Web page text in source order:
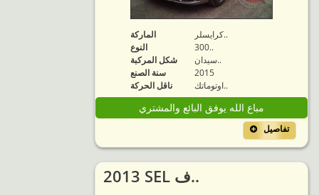
الماركة
كرايسلر..
النوع
300..
شكل المركبة
سيدان..
سنة الصنع
2015
ناقل الحركة
اوتوماتك..
مباع الله يوفق البائع والمشتري
تفاصيل
2013 SEL ف..